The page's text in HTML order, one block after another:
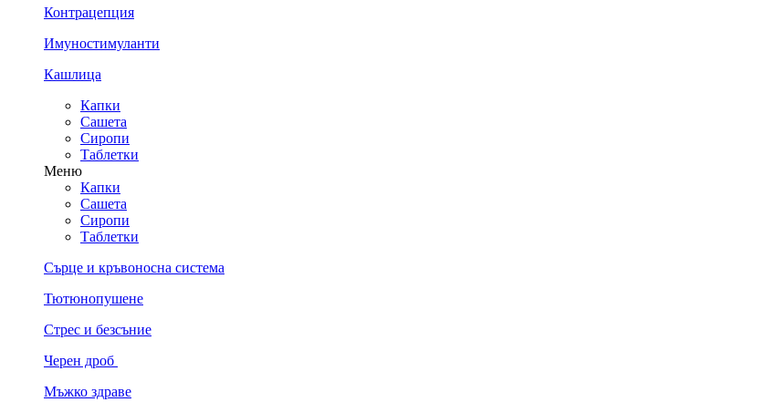
Контрацепция
Имуностимуланти
Кашлица
Капки
Сашета
Сиропи
Таблетки
Меню
Капки
Сашета
Сиропи
Таблетки
Сърце и кръвоносна система
Тютюнопушене
Стрес и безсъние
Черен дроб
Мъжко здраве